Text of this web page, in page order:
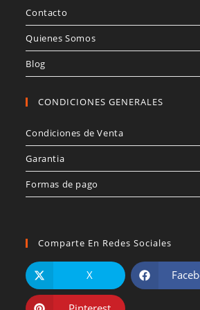
Contacto
Quienes Somos
Blog
CONDICIONES GENERALES
Condiciones de Venta
Garantia
Formas de pago
Comparte En Redes Sociales
X